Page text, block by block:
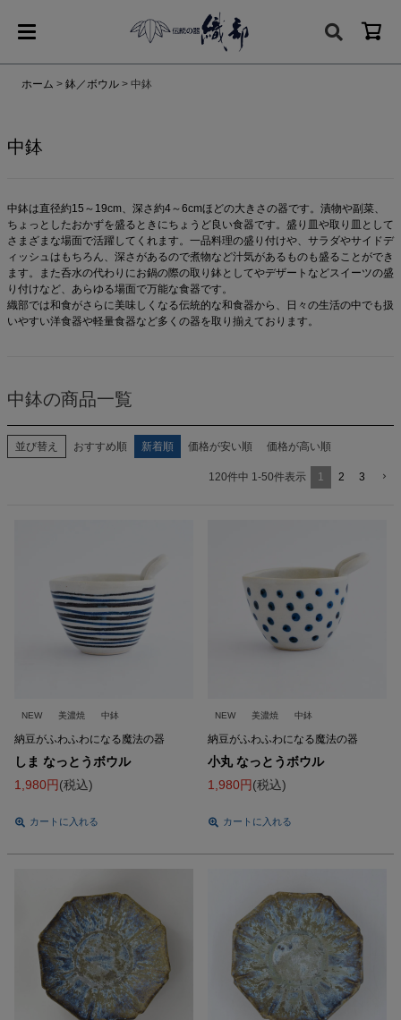
ホーム 鉢／ボウル 中鉢
中鉢
中鉢は直径約15～19cm、深さ約4～6cmほどの大きさの器です。漬物や副菜、
ちょっとしたおかずを盛るときにちょうど良い食器です。盛り皿や取り皿として
さまざまな場面で活躍してくれます。一品料理の盛り付けや、サラダやサイドデ
ィッシュはもちろん、深さがあるので煮物など汁気があるものも盛ることができ
ます。また呑水の代わりにお鍋の際の取り鉢としてやデザートなどスイーツの盛
り付けなど、あらゆる場面で万能な食器です。
織部では和食がさらに美味しくなる伝統的な和食器から、日々の生活の中でも扱
いやすい洋食器や軽量食器など多くの器を取り揃えております。
中鉢の商品一覧
並び替え おすすめ順 新着順 価格が安い順 価格が高い順
120件中 1-50件表示 1 2 3
NEW 美濃焼 中鉢
納豆がふわふわになる魔法の器
しま なっとうボウル
1,980
税込
カートに入れる
NEW 美濃焼 中鉢
納豆がふわふわになる魔法の器
小丸 なっとうボウル
1,980
税込
カートに入れる